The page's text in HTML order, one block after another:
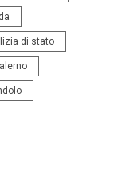
di stato